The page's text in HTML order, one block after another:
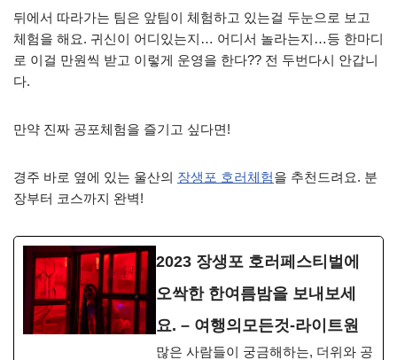
뒤에서 따라가는 팀은 앞팀이 체험하고 있는걸 두눈으로 보고
체험을 해요. 귀신이 어디있는지… 어디서 놀라는지…등 한마디
로 이걸 만원씩 받고 이렇게 운영을 한다?? 전 두번다시 안갑니
다.
만약 진짜 공포체험을 즐기고 싶다면!
경주 바로 옆에 있는 울산의 장생포 호러체험을 추천드려요. 분
장부터 코스까지 완벽!
2023 장생포 호러페스티벌에
오싹한 한여름밤을 보내보세
요. – 여행의모든것-라이트원
많은 사람들이 궁금해하는, 더위와 공